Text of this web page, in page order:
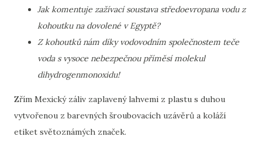
Jak komentuje zažívací soustava středoevropana vodu z
kohoutku na dovolené v Egyptě?
Z kohoutků nám díky vodovodním společnostem teče
voda s vysoce nebezpečnou příměsí molekul
dihydrogenmonoxidu!
Zřím Mexický záliv zaplavený lahvemi z plastu s duhou
vytvořenou z barevných šroubovacích uzávěrů a koláží
etiket světoznámých značek.